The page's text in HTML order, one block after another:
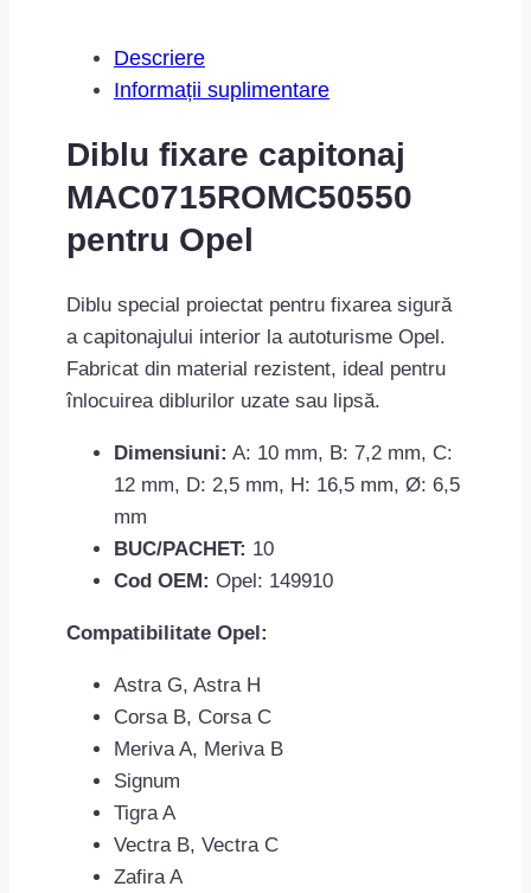
Descriere
Informații suplimentare
Diblu fixare capitonaj
MAC0715ROMC50550
pentru Opel
Diblu special proiectat pentru fixarea sigură
a capitonajului interior la autoturisme Opel.
Fabricat din material rezistent, ideal pentru
înlocuirea diblurilor uzate sau lipsă.
Dimensiuni: A: 10 mm, B: 7,2 mm, C:
12 mm, D: 2,5 mm, H: 16,5 mm, Ø: 6,5
mm
BUC/PACHET: 10
Cod OEM: Opel: 149910
Compatibilitate Opel:
Astra G, Astra H
Corsa B, Corsa C
Meriva A, Meriva B
Signum
Tigra A
Vectra B, Vectra C
Zafira A